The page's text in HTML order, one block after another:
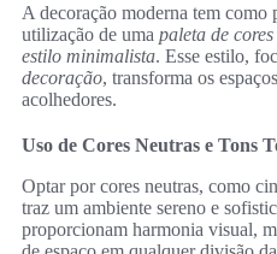
A decoração moderna tem como
utilização de uma paleta de cores
estilo minimalista. Esse estilo,
decoração, transforma os
acolhedores.
Uso de Cores Neutras e Tons
Optar por cores neutras, como
traz um ambiente sereno e
proporcionam harmonia visual,